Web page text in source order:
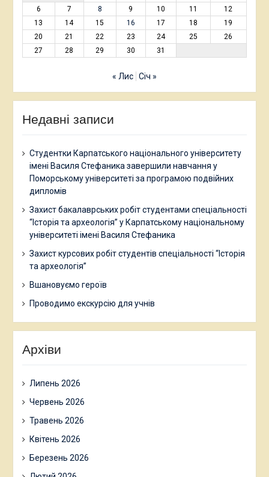
6
7 8 9 10 11
12
13
14 15 16 17 18
19
20
21 22 23 24 25
26
27
28 29 30 31
« Лис Січ »
Недавні записи
Студентки Карпатського національного університету
імені Василя Стефаника завершили навчання у
Поморському університеті за програмою подвійних
дипломів
Захист бакалаврських робіт студентами спеціальності
“Історія та археологія” у Карпатському національному
університеті імені Василя Стефаника
Захист курсових робіт студентів спеціальності “Історія
та археологія”
Вшановуємо героїв
Проводимо екскурсію для учнів
Архіви
Липень 2026
Червень 2026
Травень 2026
Квітень 2026
Березень 2026